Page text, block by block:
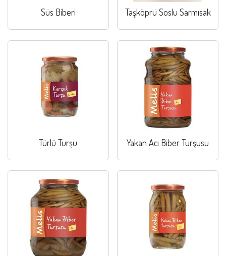
Süs Biberi Taşköprü Soslu Sarmısak
Türlü Turşu Yakan Acı Biber Turşusu